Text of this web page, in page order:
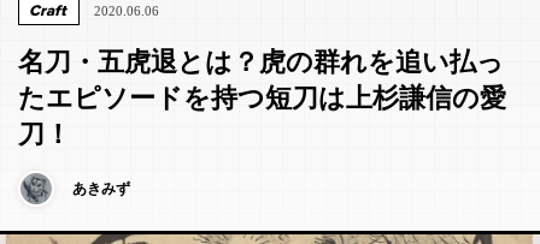
Craft 2020.06.06
名刀・五虎退とは？虎の群れを追い払っ
たエピソードを持つ短刀は上杉謙信の愛
刀！
あきみず